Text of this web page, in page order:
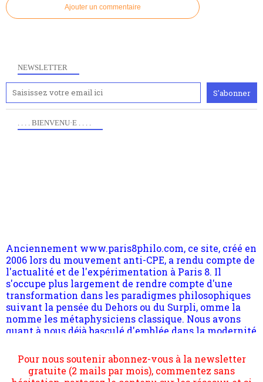
Ajouter un commentaire
NEWSLETTER
. . . . BIENVENU·E . . . .
transformation dans les paradigmes philosophiques
suivant la pensée du Dehors ou du Surpli, omme la
nomme les métaphysiciens classique. Nous avons
quant à nous déjà basculé d'emblée dans la modernité
quantique, résolvant la plupart des impasses
philosophique du WWe siècle. Cette pensée hors
contrat est la marque d'une complexité, riche de
multiples facteurs et échelles. Ce site contient des
articles pour être apte à un plus grand nombre de
Pour nous soutenir abonnez-vous à la newsletter
gratuite (2 mails par mois), commentez sans
hésitation, partagez le contenu sur les réseaux et si